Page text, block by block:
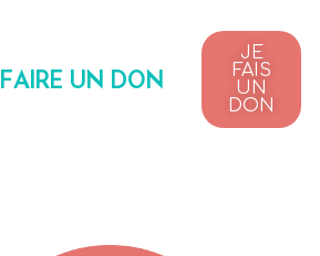
FAIRE UN DON
JE
FAIS
UN
DON